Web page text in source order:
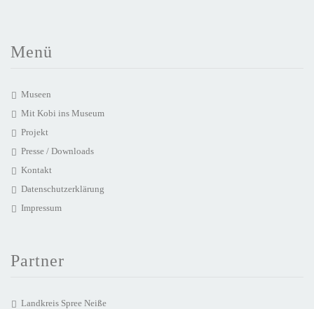
Menü
Museen
Mit Kobi ins Museum
Projekt
Presse / Downloads
Kontakt
Datenschutzerklärung
Impressum
Partner
Landkreis Spree Neiße